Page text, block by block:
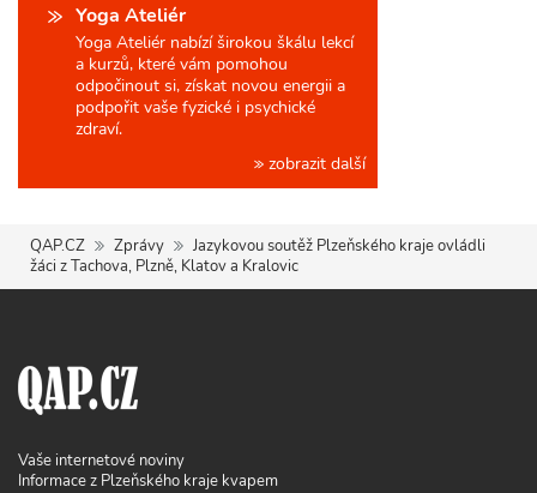
Yoga Ateliér
Yoga Ateliér nabízí širokou škálu lekcí
a kurzů, které vám pomohou
odpočinout si, získat novou energii a
podpořit vaše fyzické i psychické
zdraví.
zobrazit další
QAP.CZ Zprávy
Jazykovou soutěž Plzeňského kraje ovládli
žáci z Tachova, Plzně, Klatov a Kralovic
Vaše internetové noviny
Informace z Plzeňského kraje kvapem